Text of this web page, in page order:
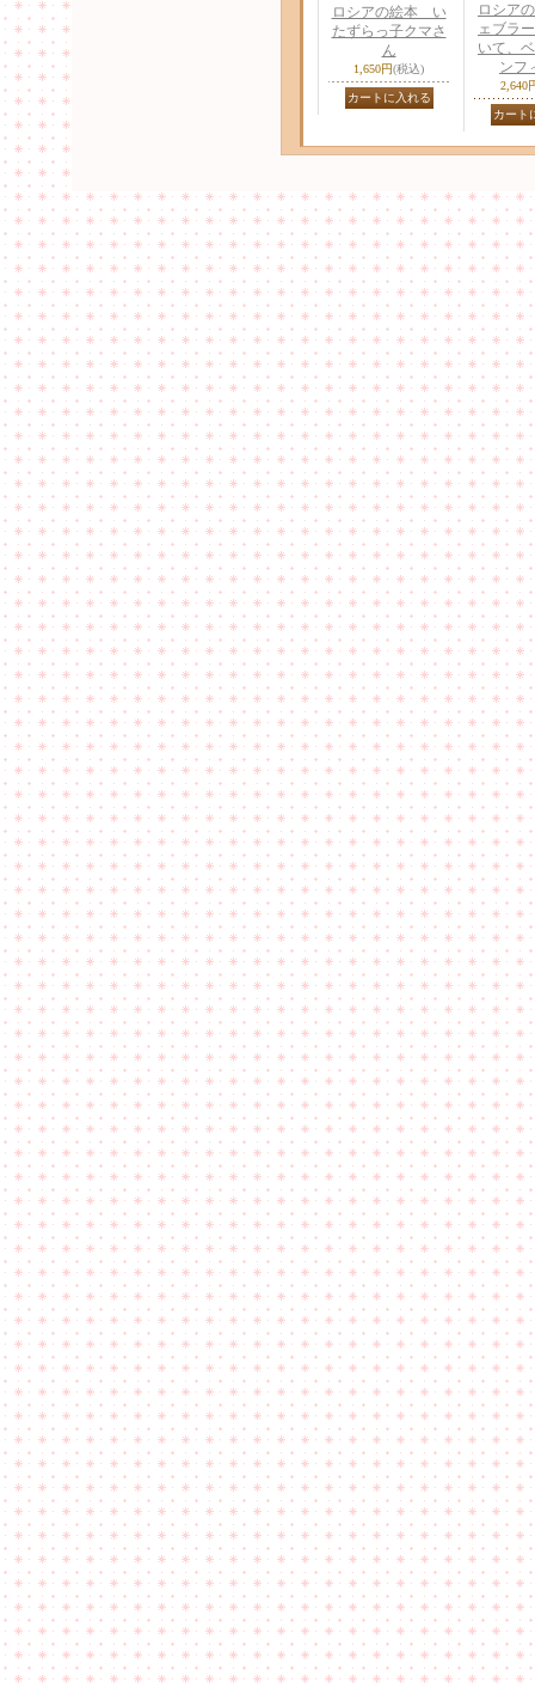
ロシアの絵本 い
たずらっ子クマさ
ん
1,650円(税込)
ロシア
ェブラ
いて、
ンフ
2,640